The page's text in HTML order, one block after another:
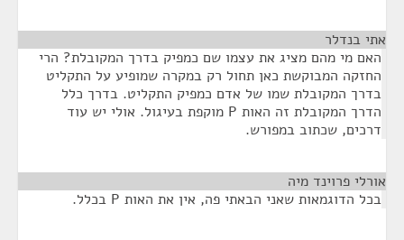
אתי בנדלר
האם מי מהם מציג את עצמו שם כמפיק בדרך המקובלת? הרי
החזקה המבוקשת כאן תחול רק במקרה שמופיע על התקליט
בדרך המקובלת שמו של אדם כמפיק התקליט. בדרך כלל
הדרך המקובלת זה האות P מוקפת בעיגול. אולי יש עוד
דרכים, שכתוב במפורש.
אורלי פרוינד מיה
בכל הדוגמאות שאני הבאתי פה, אין את האות P בכלל.